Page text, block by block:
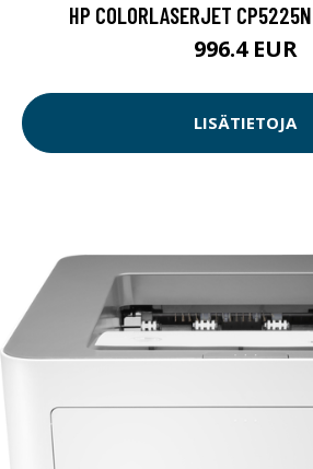
HP COLORLASERJET
996.4 EUR
LISÄTIETOJA